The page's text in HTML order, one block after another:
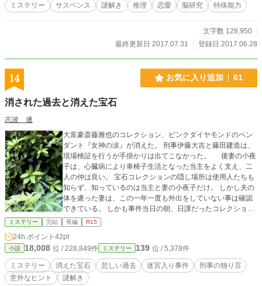
ミステリー サスペンス 謎解き 推理 恋愛 脳研究 特殊能力
文字数 128,950
最終更新日 2017.07.31
登録日 2017.06.28
14 お気に入り追加 61
消された過去と消えた宝石
志波 連
大富豪斎藤雅也のコレクション、ピンクダイヤモンドのペン
ダント『女神の涙』が消えた。 刑事伊藤大吉と藤田建造は、
現場検証を行うが手掛かりは出てこなかった。 後妻の小夜
子は、心臓病により車椅子生活となった当主をよく支え、二
人の仲は良い。 宝石コレクションの隠し場所は使用人たちも
知らず、知っているのは当主と妻の小夜子だけ。 しかし夫の
体を慮った妻は、この一年一度も外出をしていない事は確認
できている。 しかも事件当日の朝、日課だったコレクション
の確認を行った雅也によって、宝石はあったと証言されてい
る。 最後の確認から盗難までの間に人の出入りは無く、使用
人たちも徹底的に調べられたが何も出てこない。 消えた宝
石はどこに？ 手掛かりを掴めないまま街を彷徨っていた伊藤
刑事は、偶然立ち寄った画廊で衝撃的な事実を発見し、斬新
な仮説を立てる。 他サイトにも掲載しています。 Ｒ１５は保
険です。 表紙は写真ACの作品を使用しています。
ミステリー 完結 長編 R15
24h.ポイント 42pt
小説 18,008 位 / 228,849件 ミステリー 139 位 / 5,378件
ミステリー 消えた宝石 悲しい過去 迷宮入り事件
刑事の独り言
意外なヒント
謎解き